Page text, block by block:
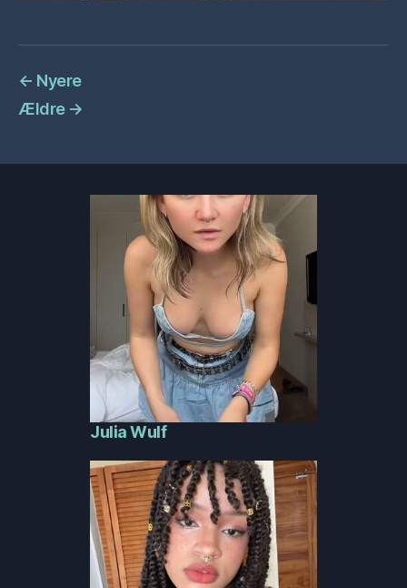
← Nyere
Ældre →
Julia Wulf